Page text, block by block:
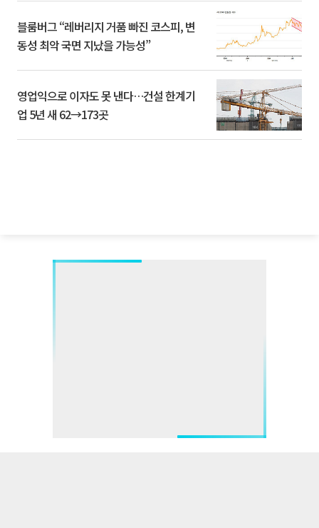
블룸버그 “레버리지 거품 빠진 코스피, 변
동성 최악 국면 지났을 가능성”
영업익으로 이자도 못 낸다…건설 한계기
업 5년 새 62→173곳